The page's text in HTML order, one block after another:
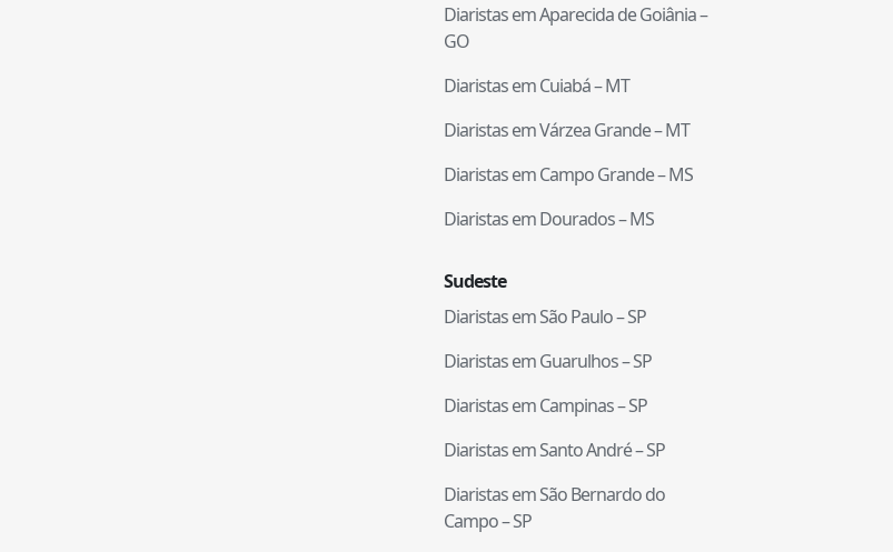
Diaristas emAparecida de Goiânia–
GO
Diaristas emCuiabá–MT
Diaristas emVárzea Grande–MT
Diaristas emCampo Grande–MS
Diaristas emDourados–MS
Sudeste
Diaristas emSão Paulo–SP
Diaristas emGuarulhos–SP
Diaristas emCampinas–SP
Diaristas emSanto André–SP
Diaristas emSão Bernardo do
Campo–SP